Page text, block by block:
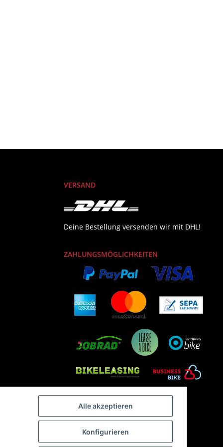
Alle akzeptieren
Konfigurieren
VERSAND
Deine Bestellung versenden wir mit DHL!
ZAHLUNGSMÖGLICHKEITEN